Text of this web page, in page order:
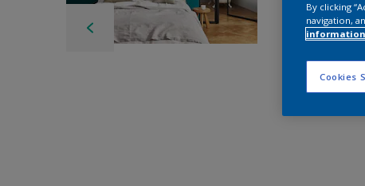
By clicking
navigation,
Cookies